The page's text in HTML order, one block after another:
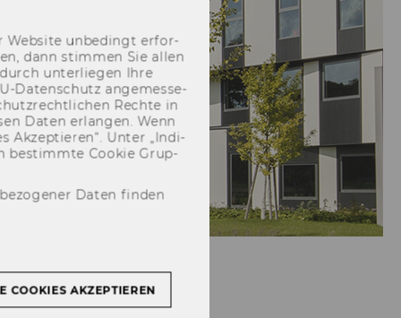
Web­site un­be­dingt er­for­
dann stim­men Sie allen
un­ter­lie­gen Ihre
​Datenschutz an­ge­mes­se­
Rech­te in
Daten er­lan­gen. Wenn
Ak­zep­tie­ren“. Unter „In­di­
be­stimm­te Coo­kie Grup­
Daten finden
COOKIES AKZEPTIEREN